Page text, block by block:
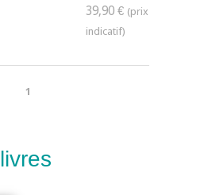
39,90 €
1